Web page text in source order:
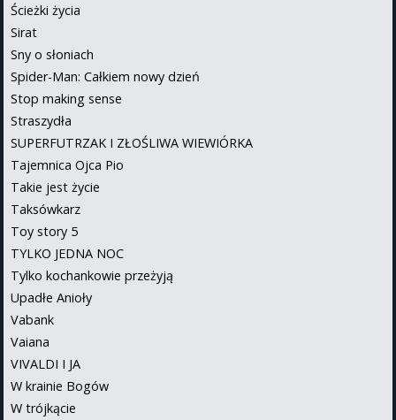
Ścieżki życia
Sirat
Sny o słoniach
Spider-Man: Całkiem nowy dzień
Stop making sense
Straszydła
SUPERFUTRZAK I ZŁOŚLIWA WIEWIÓRKA
Tajemnica Ojca Pio
Takie jest życie
Taksówkarz
Toy story 5
TYLKO JEDNA NOC
Tylko kochankowie przeżyją
Upadłe Anioły
Vabank
Vaiana
VIVALDI I JA
W krainie Bogów
W trójkącie